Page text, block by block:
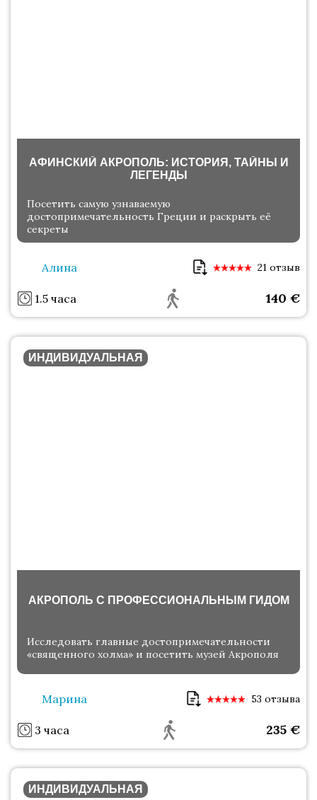
АФИНСКИЙ АКРОПОЛЬ: ИСТОРИЯ, ТАЙНЫ И
ЛЕГЕНДЫ
Посетить самую узнаваемую
достопримечательность Греции и раскрыть её
секреты
Алина 21 отзыв
1.5 часа 140 €
ИНДИВИДУАЛЬНАЯ
АКРОПОЛЬ С ПРОФЕССИОНАЛЬНЫМ ГИДОМ
Исследовать главные достопримечательности
«священного холма» и посетить музей Акрополя
Марина 53 отзыва
3 часа 235 €
ИНДИВИДУАЛЬНАЯ